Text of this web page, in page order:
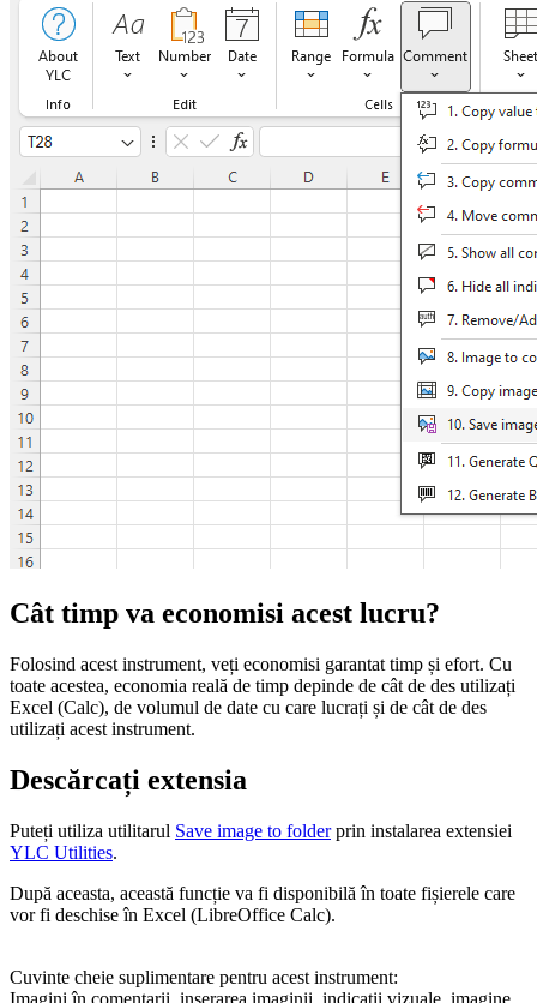
Cât timp va economisi acest lucru?
Folosind acest instrument, veți economisi garantat timp și efort. Cu
toate acestea, economia reală de timp depinde de cât de des utilizați
Excel (Calc), de volumul de date cu care lucrați și de cât de des
utilizați acest instrument.
Descărcați extensia
Puteți utiliza utilitarul Save image to folderprin instalarea extensiei
YLC Utilities.
După aceasta, această funcție va fi disponibilă în toate fișierele care
vor fi deschise în Excel (LibreOffice Calc).
Cuvinte cheie suplimentare pentru acest instrument:
Imagini în comentarii, inserarea imaginii, indicații vizuale, imagine